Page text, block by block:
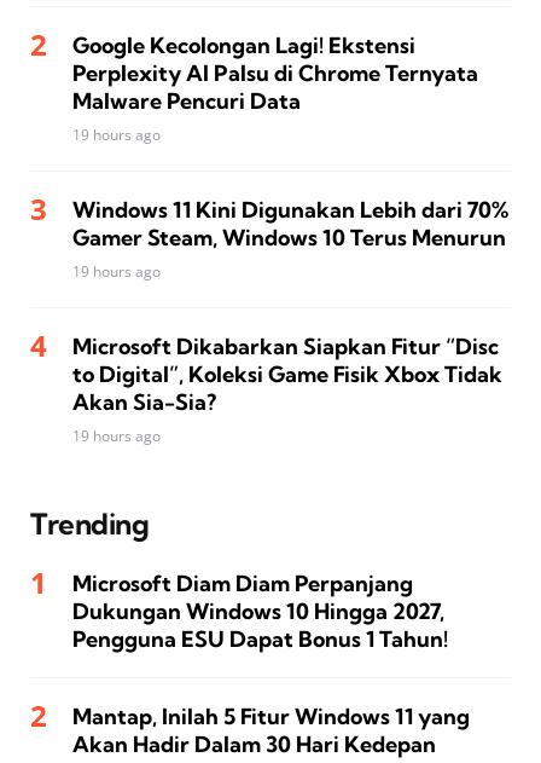
Google Kecolongan Lagi! Ekstensi
Perplexity AI Palsu di Chrome Ternyata
Malware Pencuri Data
19 hours ago
Windows 11 Kini Digunakan Lebih dari 70%
Gamer Steam, Windows 10 Terus Menurun
19 hours ago
Microsoft Dikabarkan Siapkan Fitur “Disc
to Digital”, Koleksi Game Fisik Xbox Tidak
Akan Sia-Sia?
19 hours ago
Trending
Microsoft Diam Diam Perpanjang
Dukungan Windows 10 Hingga 2027,
Pengguna ESU Dapat Bonus 1 Tahun!
Mantap, Inilah 5 Fitur Windows 11 yang
Akan Hadir Dalam 30 Hari Kedepan